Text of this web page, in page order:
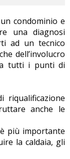
condominio e
una diagnosi
ad un tecnico
dell’involucro
tutti i punti di
riqualificazione
anche le
più importante
la caldaia, gli